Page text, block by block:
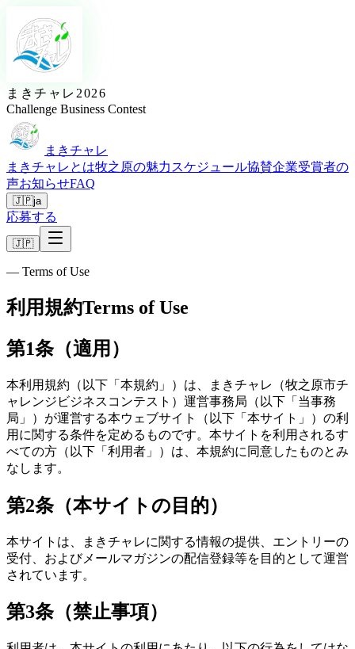
まきチャレ2026
Challenge Business Contest
まきチャレ
まきチャレとは牧之原の魅力 スケジュール協賛企業受賞者の
声お知らせFAQ
🇯🇵ja
応募する
🇯🇵
— Terms of Use
利用規約Terms of Use
第1条（適用）
本利用規約（以下「本規約」）は、まきチャレ（牧之原市チ
ャレンジビジネスコンテスト）運営事務局（以下「当事務
局」）が運営する本ウェブサイト（以下「本サイト」）の利
用に関する条件を定めるものです。本サイトを利用されるす
べての方（以下「利用者」）は、本規約に同意したものとみ
なします。
第2条（本サイトの目的）
本サイトは、まきチャレに関する情報の提供、エントリーの
受付、およびメールマガジンの配信登録等を目的として運営
されています。
第3条（禁止事項）